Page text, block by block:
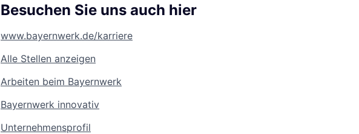
Besuchen Sie uns auch hier
www.bayernwerk.de/karriere
Alle Stellen anzeigen
Arbeiten beim Bayernwerk
Bayernwerk innovativ
Unternehmensprofil